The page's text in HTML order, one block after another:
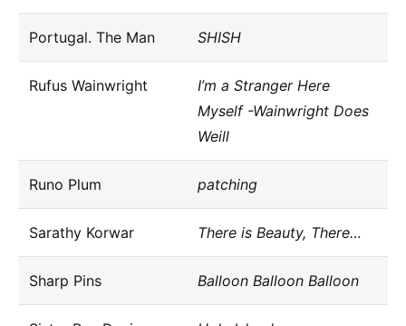
Portugal. The Man SHISH
Rufus Wainwright
I’m a Stranger Here
Myself -Wainwright Does
Weill
Runo Plum patching
Sarathy Korwar There is Beauty, There…
Sharp Pins Balloon Balloon Balloon